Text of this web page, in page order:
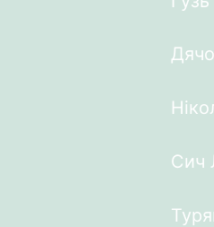
Сич